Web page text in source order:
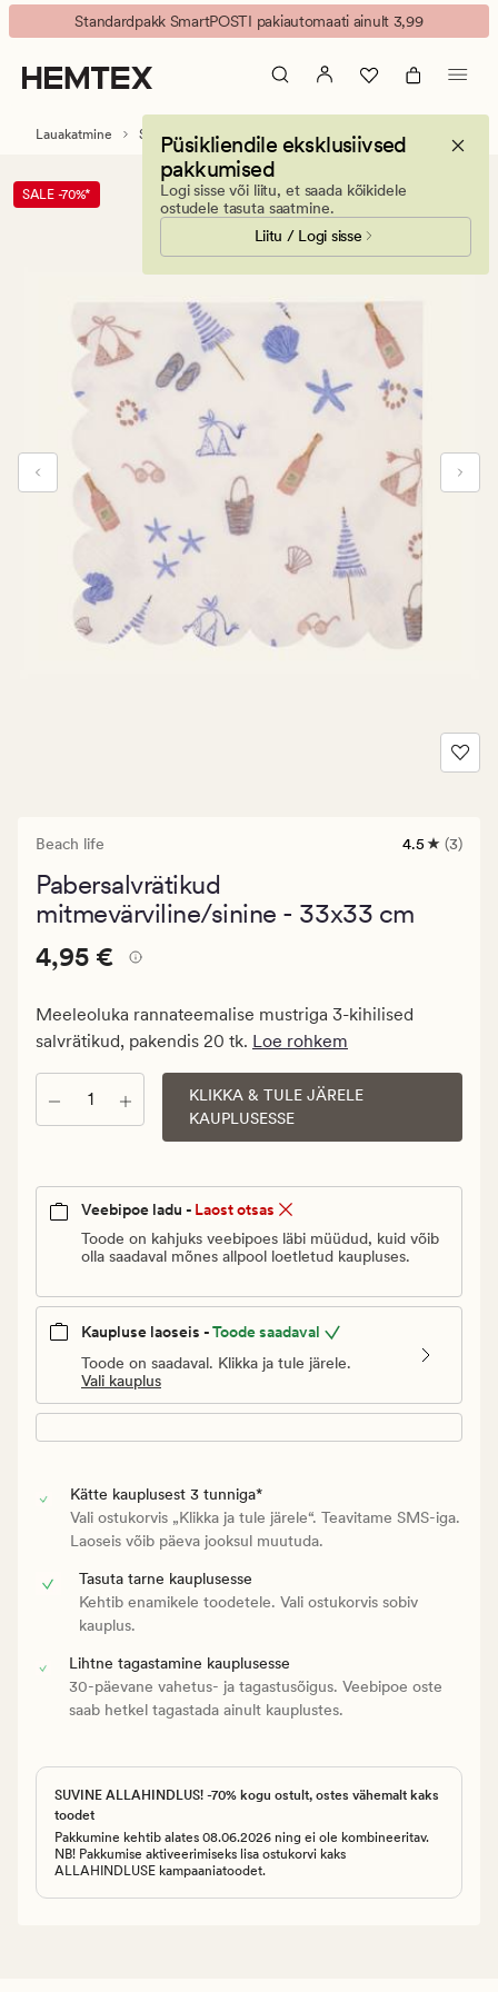
Beach
life
pabersalvrätikud
mitmevärviline/sinine
Animated
banner.
Press
ESCAPE
Standardpakk SmartPOSTI pakiautomaati ainult 3,99
Püsikliendile eksklusiivsed
pakkumised
Logi sisse või liitu, et saada kõikidele
ostudele tasuta saatmine.
Liitu / Logi sisse
Lauakatmine Salvrätikud Salvrätikud
SALE -70%*
Beach life
3
4.5
4.5 (3)
Pabersalvrätikud
mitmevärviline/sinine - 33x33 cm
Pris_ee
4,95
4,95
Pris_ee 4,95 €
4,95 €
Meeleoluka rannateemalise mustriga 3-kihilised
salvrätikud, pakendis 20 tk. Loe rohkem
Kogus
KLIKKA & TULE JÄRELE
KAUPLUSESSE
Veebipoe ladu - Laost otsas
Toode on kahjuks veebipoes läbi müüdud, kuid võib
olla saadaval mõnes allpool loetletud kaupluses.
Kaupluse laoseis -Toode saadaval
Toode on saadaval. Klikka ja tule järele.
Vali kauplus
Kätte kauplusest 3 tunniga*
Vali ostukorvis „Klikka ja tule järele“. Teavitame SMS-iga.
Laoseis võib päeva jooksul muutuda.
Tasuta tarne kauplusesse
Kehtib enamikele toodetele. Vali ostukorvis sobiv
kauplus.
Lihtne tagastamine kauplusesse
30-päevane vahetus- ja tagastusõigus. Veebipoe oste
saab hetkel tagastada ainult kauplustes.
SUVINE ALLAHINDLUS! -70% kogu ostult, ostes vähemalt kaks
toodet
Pakkumine kehtib alates 08.06.2026 ning ei ole kombineeritav.
NB! Pakkumise aktiveerimiseks lisa ostukorvi kaks
ALLAHINDLUSE kampaaniatoodet.